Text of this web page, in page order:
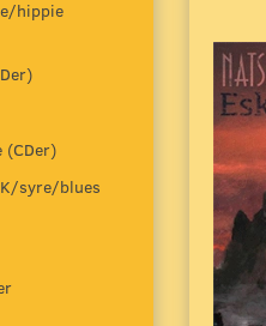
hippie
(CDer)
syre/blues